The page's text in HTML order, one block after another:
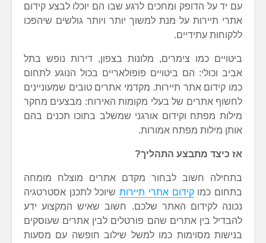
עם יד על הדופק ומחכים לרגע שבו הם יוכלו לבצע קידום
אתרי תיירות על מנת למשוך יותר ויותר גולשים שיהפכו
ללקוחות עתידיים.
ביטויים כמו צימרים, מלונות בצפון, דירות נופש בתל
אביב וכולי: הם ביטויים פופולאריים בכול הנוגע לתחום
כמו קידום אתר תיירות. מקדמי אתרים טובים שמעוניינים
לחשוף אתרים של בעלי מקומות האירוח: מבצעים מחקר
מילות מפתח וקידום אורגני שמשלב בתוכו תכנים בהם
אותן מילות מפתח אמורות.
אז כיצד מתבצע התהליך?
בתחילה חשוב לבחור מקדם אתרים מוצלח מומחה
בתחום כמוקידום אתרי תיירותשיוכל לתכנן אסטרטגיה
נכונה לקידום האתר שלכם. חשוב שאיש המקצוע ידע
להבדיל בין אתרים שהם פורטלים לבין אתרים שעוסקים
בנישות מסוימות כמו למשל שילוב חופשה עם מסעות